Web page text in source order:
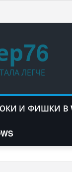
ЛЕГЧЕ
И ФИШКИ В